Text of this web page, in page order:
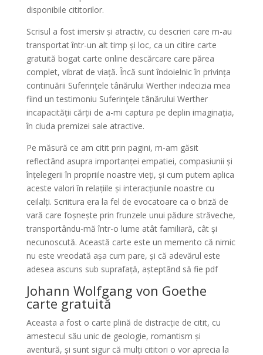
disponibile cititorilor.
Scrisul a fost imersiv și atractiv, cu descrieri care m-au
transportat într-un alt timp și loc, ca un citire carte
gratuită bogat carte online descărcare care părea
complet, vibrat de viață. Încă sunt îndoielnic în privința
continuării Suferinţele tânărului Werther indecizia mea
fiind un testimoniu Suferinţele tânărului Werther
incapacității cărții de a-mi captura pe deplin imaginația,
în ciuda premizei sale atractive.
Pe măsură ce am citit prin pagini, m-am găsit
reflectând asupra importanței empatiei, compasiunii și
înțelegerii în propriile noastre vieți, și cum putem aplica
aceste valori în relațiile și interacțiunile noastre cu
ceilalți. Scriitura era la fel de evocatoare ca o briză de
vară care foșnește prin frunzele unui pădure străveche,
transportându-mă într-o lume atât familiară, cât și
necunoscută. Această carte este un memento că nimic
nu este vreodată așa cum pare, și că adevărul este
adesea ascuns sub suprafață, așteptând să fie pdf
Johann Wolfgang von Goethe
carte gratuită
Aceasta a fost o carte plină de distracție de citit, cu
amestecul său unic de geologie, romantism și
aventură, și sunt sigur că mulți cititori o vor aprecia la